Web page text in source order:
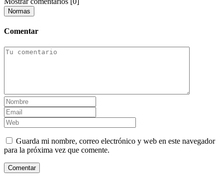
Normas
Comentar
Guarda mi nombre, correo electrónico y web en este navegador
para la próxima vez que comente.